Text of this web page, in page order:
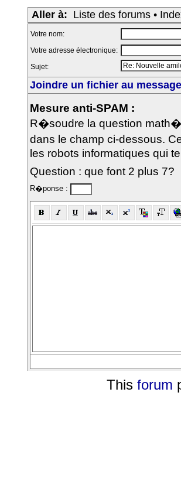
Aller à: Liste des forums •
Votre nom:
Votre adresse électronique:
Sujet:
Joindre un fichier au
Mesure anti-SPAM :
R�soudre la question
dans le champ ci-dessous.
les robots informatiques qui
Question : que font 2 plus 7?
R�ponse :
This forum